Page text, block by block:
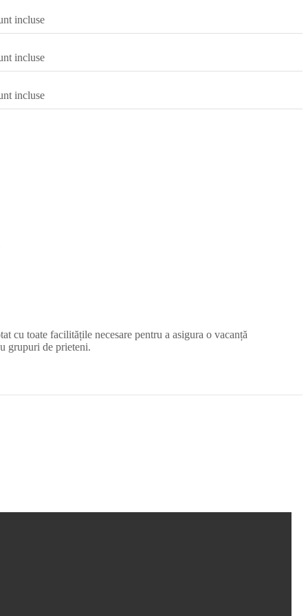
incluse
incluse
incluse
cu toate facilitățile necesare pentru a asigura o vacanță
grupuri de prieteni.